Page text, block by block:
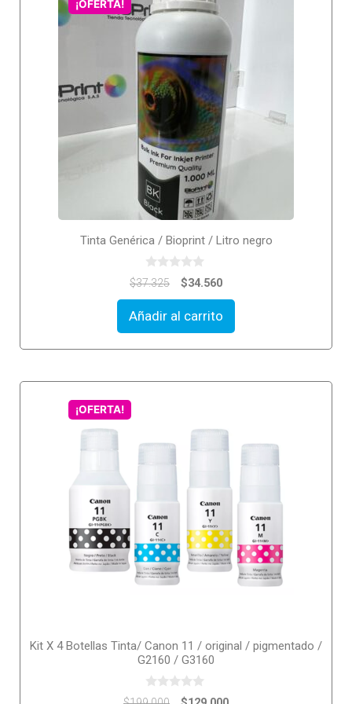
¡OFERTA!
Tinta Genérica / Bioprint / Litro negro
0
o
u
t
o
f
$37.325 $34.560
Añadir al carrito
¡OFERTA!
Kit X 4 Botellas Tinta/ Canon 11 / original / pigmentado /
G2160 / G3160
0